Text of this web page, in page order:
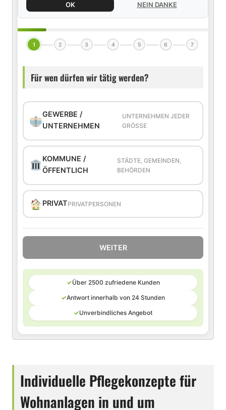
OK NEIN DANKE
1 2 3 4 5 6 7
Für wen dürfen wir tätig werden?
GEWERBE /
UNTERNEHMEN
UNTERNEHMEN JEDER
GRÖSSE
KOMMUNE /
ÖFFENTLICH
STÄDTE, GEMEINDEN,
BEHÖRDEN
PRIVATPRIVATPERSONEN
WEITER
✓Über 2500 zufriedene Kunden
✓Antwort innerhalb von 24 Stunden
✓Unverbindliches Angebot
Individuelle Pflegekonzepte für
Wohnanlagen in und um